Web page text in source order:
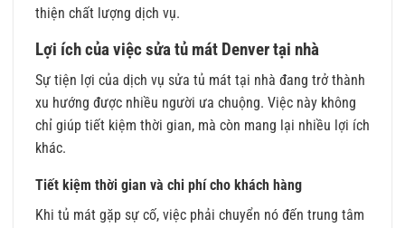
thiện chất lượng dịch vụ.
Lợi ích của việc sửa tủ mát Denver tại nhà
Sự tiện lợi của dịch vụ sửa tủ mát tại nhà đang trở thành
xu hướng được nhiều người ưa chuộng. Việc này không
chỉ giúp tiết kiệm thời gian, mà còn mang lại nhiều lợi ích
khác.
Tiết kiệm thời gian và chi phí cho khách hàng
Khi tủ mát gặp sự cố, việc phải chuyển nó đến trung tâm